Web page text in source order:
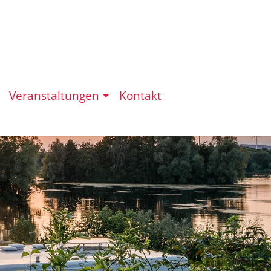
Veranstaltungen
Kontakt
in